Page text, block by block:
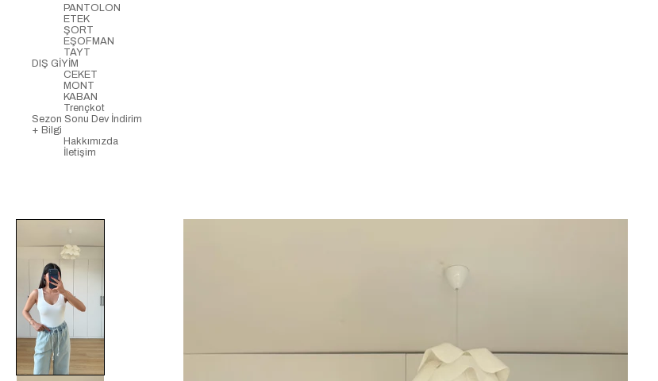
PANTOLON
ETEK
ŞORT
EŞOFMAN
TAYT
DIŞ GİYİM
CEKET
MONT
KABAN
Trençkot
Sezon Sonu Dev İndirim
+ Bilgi
Hakkımızda
İletişim